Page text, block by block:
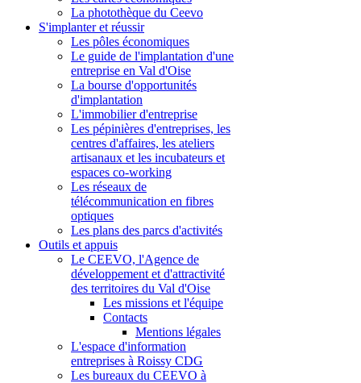
La photothèque du Ceevo
S'implanter et réussir
Les pôles économiques
Le guide de l'implantation d'une
entreprise en Val d'Oise
La bourse d'opportunités
d'implantation
L'immobilier d'entreprise
Les pépinières d'entreprises, les
centres d'affaires, les ateliers
artisanaux et les incubateurs et
espaces co-working
Les réseaux de
télécommunication en fibres
optiques
Les plans des parcs d'activités
Outils et appuis
Le CEEVO, l'Agence de
développement et d'attractivité
des territoires du Val d'Oise
Les missions et l'équipe
Contacts
Mentions légales
L'espace d'information
entreprises à Roissy CDG
Les bureaux du CEEVO à